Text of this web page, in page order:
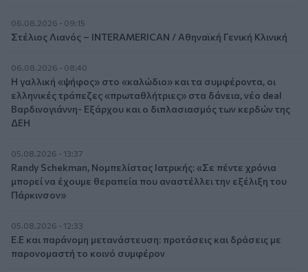
06.08.2026 - 09:15
Στέλιος Λιανός – INTERAMERICAN / Αθηναϊκή Γενική Κλινική
06.08.2026 - 08:40
Η γαλλική «ψήφος» στο «καλώδιο» και τα συμφέροντα, οι
ελληνικές τράπεζες «πρωταθλήτριες» στα δάνεια, νέο deal
Βαρδινογιάννη- Εξάρχου και ο διπλασιασμός των κερδών της
ΔΕΗ
05.08.2026 - 13:37
Randy Schekman, Νομπελίστας Ιατρικής: «Σε πέντε χρόνια
μπορεί να έχουμε θεραπεία που αναστέλλει την εξέλιξη του
Πάρκινσον»
05.08.2026 - 12:33
Ε.Ε και παράνομη μετανάστευση: προτάσεις και δράσεις με
παρονομαστή το κοινό συμφέρον